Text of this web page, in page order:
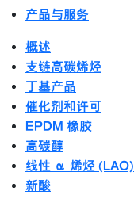
产品与服务
概述
支链高碳烯烃
丁基产品
催化剂和许可
EPDM 橡胶
高碳醇
线性 α 烯烃 (LAO)
新酸